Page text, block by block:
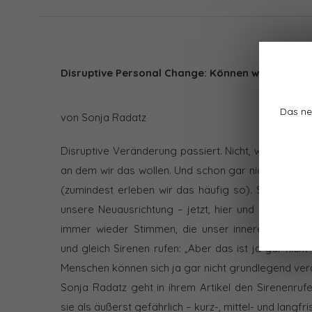
Das
Disruptive Personal Change: Können wir uns
von Sonja Radatz
Disruptive Veränderung passiert. Nicht, weil wir es
an dem wir das wollen. Und schon gar nicht mit
(zumindest erleben wir das häufig so). Sie trifft
unsere Neuausrichtung – jetzt, hier und heute.
immer wieder Stimmen, die unser inneres und
und gleich Sirenen rufen: „Aber das ist ja gar
Menschen können sich ja gar nicht grundlegend
Sonja Radatz geht in ihrem Artikel den
sie als äußerst gefährlich – kurz-, mittel- und